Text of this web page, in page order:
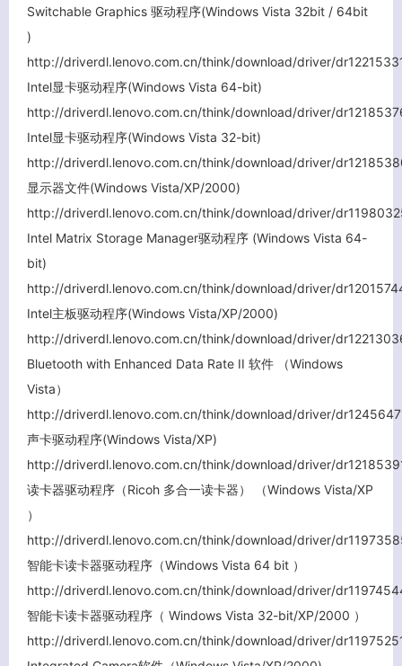
Switchable Graphics 驱动程序(Windows Vista 32bit / 64bit
)
http://driverdl.lenovo.com.cn/think/download/driver/
Intel显卡驱动程序(Windows Vista 64-bit)
http://driverdl.lenovo.com.cn/think/download/driver/
Intel显卡驱动程序(Windows Vista 32-bit)
http://driverdl.lenovo.com.cn/think/download/driver/
显示器文件(Windows Vista/XP/2000)
http://driverdl.lenovo.com.cn/think/download/driver/
Intel Matrix Storage Manager驱动程序 (Windows Vista 64-
bit)
http://driverdl.lenovo.com.cn/think/download/driver/
Intel主板驱动程序(Windows Vista/XP/2000)
http://driverdl.lenovo.com.cn/think/download/driver/
Bluetooth with Enhanced Data Rate II 软件 （Windows
Vista）
http://driverdl.lenovo.com.cn/think/download/driver/
声卡驱动程序(Windows Vista/XP)
http://driverdl.lenovo.com.cn/think/download/driver/
读卡器驱动程序（Ricoh 多合一读卡器） （Windows Vista/XP
）
http://driverdl.lenovo.com.cn/think/download/driver/
智能卡读卡器驱动程序（Windows Vista 64 bit ）
http://driverdl.lenovo.com.cn/think/download/driver/
智能卡读卡器驱动程序（ Windows Vista 32-bit/XP/2000 ）
http://driverdl.lenovo.com.cn/think/download/driver/
关闭弹窗